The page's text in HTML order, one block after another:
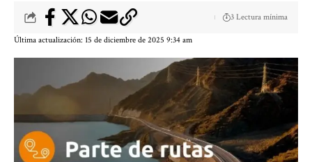
Última actualización: 15 de diciembre de 2025 9:34 am
3 Lectura mínima